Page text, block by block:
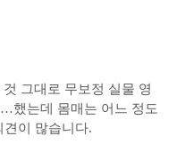
그대로 무보정 실물 영
했는데 몸매는 어느 정도
이 많습니다.